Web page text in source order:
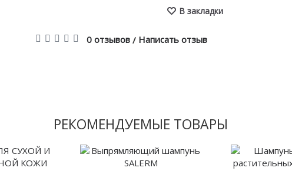
В закладки
0 отзывов/ Написать отзыв
РЕКОМЕНДУЕМЫЕ ТОВАРЫ